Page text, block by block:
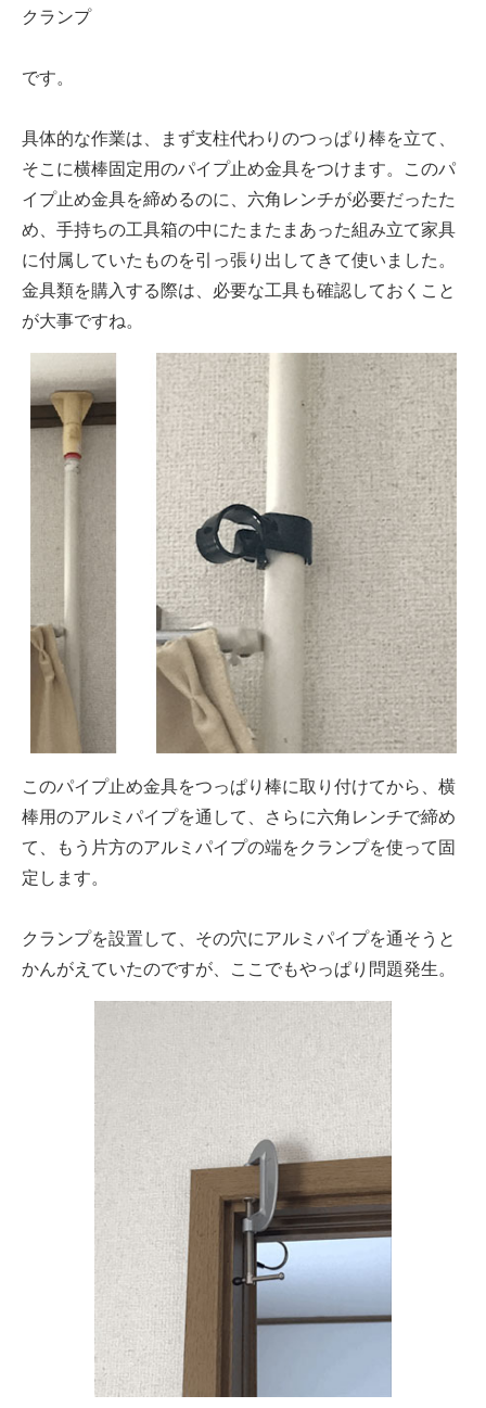
クランプ
です。
具体的な作業は、まず支柱代わりのつっぱり棒を立て、
そこに横棒固定用のパイプ止め金具をつけます。このパ
イプ止め金具を締めるのに、六角レンチが必要だったた
め、手持ちの工具箱の中にたまたまあった組み立て家具
に付属していたものを引っ張り出してきて使いました。
金具類を購入する際は、必要な工具も確認しておくこと
が大事ですね。
このパイプ止め金具をつっぱり棒に取り付けてから、横
棒用のアルミパイプを通して、さらに六角レンチで締め
て、もう片方のアルミパイプの端をクランプを使って固
定します。
クランプを設置して、その穴にアルミパイプを通そうと
かんがえていたのですが、ここでもやっぱり問題発生。